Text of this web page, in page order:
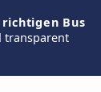
Bus
transparent